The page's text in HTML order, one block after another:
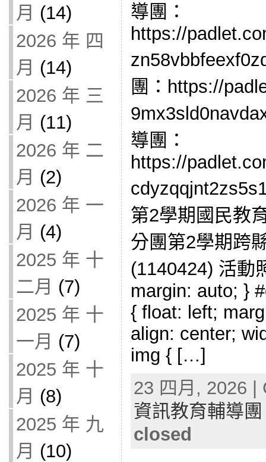
月 (14)
2026 年 四
月 (14)
2026 年 三
月 (11)
2026 年 二
月 (2)
2026 年 一
月 (4)
2025 年 十
二月 (7)
2025 年 十
一月 (7)
2025 年 十
月 (8)
2025 年 九
月 (10)
導團：
https://
團：https://
導團：
https://
第2學期國民教
分團第2學期跨
(1140424) 活動
margin: auto; }
{ float: left;
align: center;
img { […]
23 四月, 2026
資訊教育輔導團
closed